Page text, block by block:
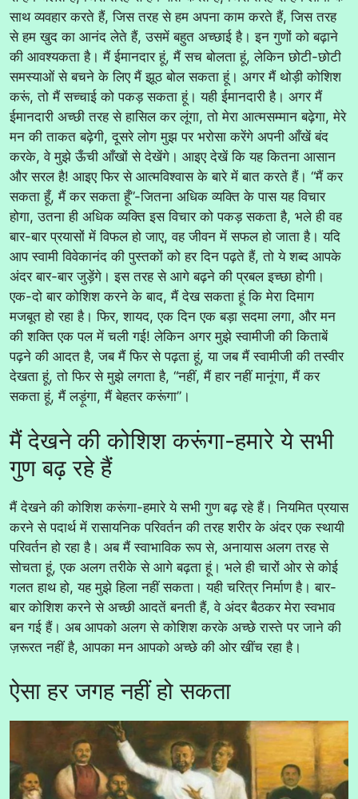
साथ व्यवहार करते हैं, जिस तरह से हम अपना काम करते हैं, जिस तरह
से हम खुद का आनंद लेते हैं, उसमें बहुत अच्छाई है। इन गुणों को बढ़ाने
की आवश्यकता है। मैं ईमानदार हूं, मैं सच बोलता हूं, लेकिन छोटी-छोटी
समस्याओं से बचने के लिए मैं झूठ बोल सकता हूं। अगर मैं थोड़ी कोशिश
करूं, तो मैं सच्चाई को पकड़ सकता हूं। यही ईमानदारी है। अगर मैं
ईमानदारी अच्छी तरह से हासिल कर लूंगा, तो मेरा आत्मसम्मान बढ़ेगा, मेरे
मन की ताकत बढ़ेगी, दूसरे लोग मुझ पर भरोसा करेंगे अपनी आँखें बंद
करके, वे मुझे ऊँची आँखों से देखेंगे। आइए देखें कि यह कितना आसान
और सरल है! आइए फिर से आत्मविश्वास के बारे में बात करते हैं। “मैं कर
सकता हूँ, मैं कर सकता हूँ”-जितना अधिक व्यक्ति के पास यह विचार
होगा, उतना ही अधिक व्यक्ति इस विचार को पकड़ सकता है, भले ही वह
बार-बार प्रयासों में विफल हो जाए, वह जीवन में सफल हो जाता है। यदि
आप स्वामी विवेकानंद की पुस्तकों को हर दिन पढ़ते हैं, तो ये शब्द आपके
अंदर बार-बार जुड़ेंगे। इस तरह से आगे बढ़ने की प्रबल इच्छा होगी।
एक-दो बार कोशिश करने के बाद, मैं देख सकता हूं कि मेरा दिमाग
मजबूत हो रहा है। फिर, शायद, एक दिन एक बड़ा सदमा लगा, और मन
की शक्ति एक पल में चली गई! लेकिन अगर मुझे स्वामीजी की किताबें
पढ़ने की आदत है, जब मैं फिर से पढ़ता हूं, या जब मैं स्वामीजी की तस्वीर
देखता हूं, तो फिर से मुझे लगता है, “नहीं, मैं हार नहीं मानूंगा, मैं कर
सकता हूं, मैं लड़ूंगा, मैं बेहतर करूंगा”।
मैं देखने की कोशिश करूंगा-हमारे ये सभी
गुण बढ़ रहे हैं
मैं देखने की कोशिश करूंगा-हमारे ये सभी गुण बढ़ रहे हैं। नियमित प्रयास
करने से पदार्थ में रासायनिक परिवर्तन की तरह शरीर के अंदर एक स्थायी
परिवर्तन हो रहा है। अब मैं स्वाभाविक रूप से, अनायास अलग तरह से
सोचता हूं, एक अलग तरीके से आगे बढ़ता हूं। भले ही चारों ओर से कोई
गलत हाथ हो, यह मुझे हिला नहीं सकता। यही चरित्र निर्माण है। बार-
बार कोशिश करने से अच्छी आदतें बनती हैं, वे अंदर बैठकर मेरा स्वभाव
बन गई हैं। अब आपको अलग से कोशिश करके अच्छे रास्ते पर जाने की
ज़रूरत नहीं है, आपका मन आपको अच्छे की ओर खींच रहा है।
ऐसा हर जगह नहीं हो सकता